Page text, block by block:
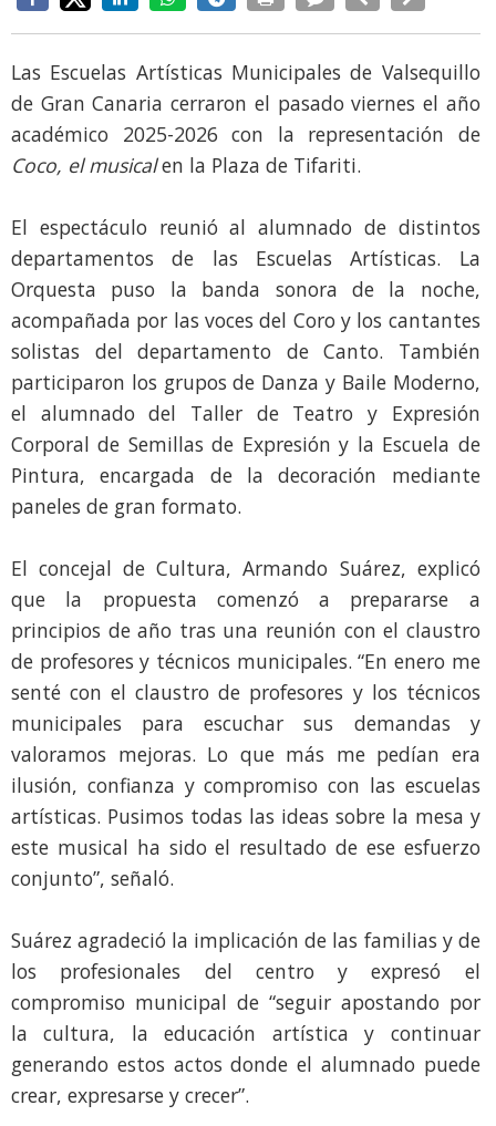
Las Escuelas Artísticas Municipales de Valsequillo
de Gran Canaria cerraron el pasado viernes el año
académico 2025-2026 con la representación de
Coco, el musicalen la Plaza de Tifariti.
El espectáculo reunió al alumnado de distintos
departamentos de las Escuelas Artísticas. La
Orquesta puso la banda sonora de la noche,
acompañada por las voces del Coro y los cantantes
solistas del departamento de Canto. También
participaron los grupos de Danza y Baile Moderno,
el alumnado del Taller de Teatro y Expresión
Corporal de Semillas de Expresión y la Escuela de
Pintura, encargada de la decoración mediante
paneles de gran formato.
El concejal de Cultura, Armando Suárez, explicó
que la propuesta comenzó a prepararse a
principios de año tras una reunión con el claustro
de profesores y técnicos municipales. “En enero me
senté con el claustro de profesores y los técnicos
municipales para escuchar sus demandas y
valoramos mejoras. Lo que más me pedían era
ilusión, confianza y compromiso con las escuelas
artísticas. Pusimos todas las ideas sobre la mesa y
este musical ha sido el resultado de ese esfuerzo
conjunto”, señaló.
Suárez agradeció la implicación de las familias y de
los profesionales del centro y expresó el
compromiso municipal de “seguir apostando por
la cultura, la educación artística y continuar
generando estos actos donde el alumnado puede
crear, expresarse y crecer”.